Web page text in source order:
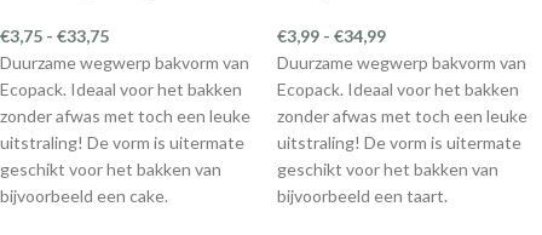
€3,75 - €33,75
Duurzame wegwerp bakvorm van
Ecopack. Ideaal voor het bakken
zonder afwas met toch een leuke
uitstraling! De vorm is uitermate
geschikt voor het bakken van
bijvoorbeeld een cake.
€3,99 - €34,99
Duurzame wegwerp bakvorm van
Ecopack. Ideaal voor het bakken
zonder afwas met toch een leuke
uitstraling! De vorm is uitermate
geschikt voor het bakken van
bijvoorbeeld een taart.